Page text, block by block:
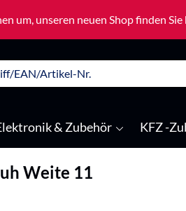
um, unseren neuen Shop finden
& Zubehör KFZ -
Weite 11